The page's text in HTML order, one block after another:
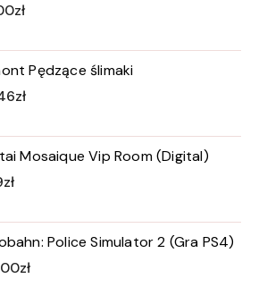
zł
Pędzące ślimaki
zł
Mosaique Vip Room (Digital)
zł
Police Simulator 2 (Gra PS4)
zł